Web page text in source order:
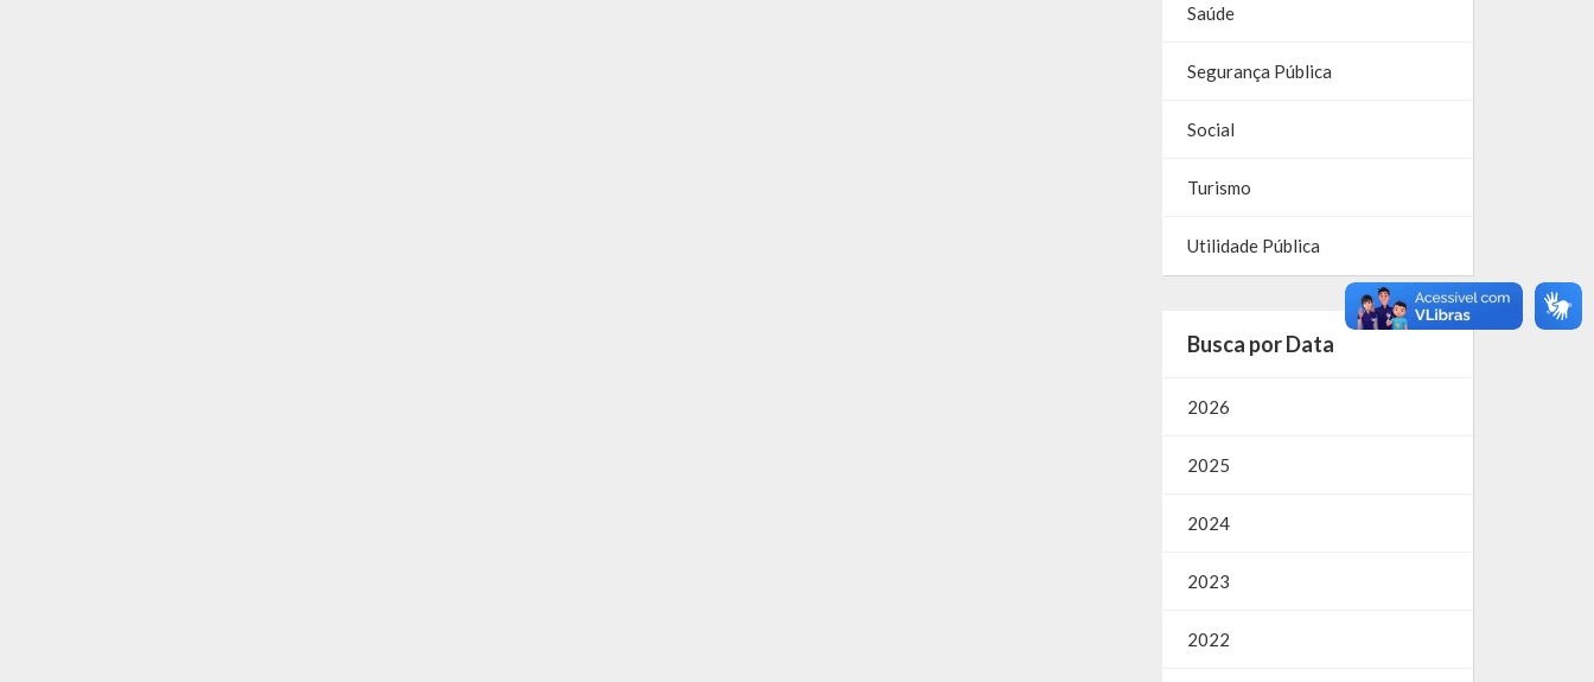
Saúde
Segurança Pública
Social
Turismo
Utilidade Pública
Busca por Data
2026
2025
2024
2023
2022